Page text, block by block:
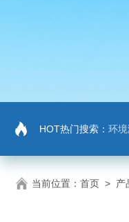
HOT热门搜索： 环
当前位置： 首页 > 产